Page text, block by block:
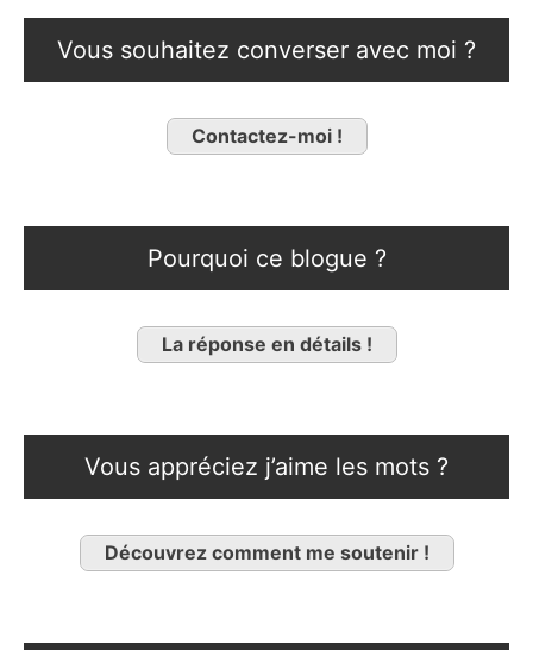
Vous souhaitez converser avec moi ?
Contactez-moi !
Pourquoi ce blogue ?
La réponse en détails !
Vous appréciez j’aime les mots ?
Découvrez comment me soutenir !